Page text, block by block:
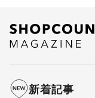
新着記事